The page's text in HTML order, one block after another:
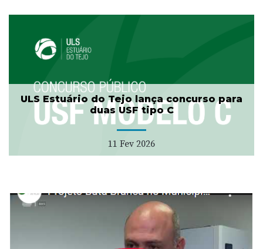
ULS Estuário do Tejo lança concurso para
duas USF tipo C
11 Fev 2026